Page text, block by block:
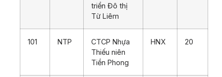
triển Đô thị
Từ Liêm
101 NTP
CTCP Nhựa
Thiếu niên
Tiền Phong
HNX 20